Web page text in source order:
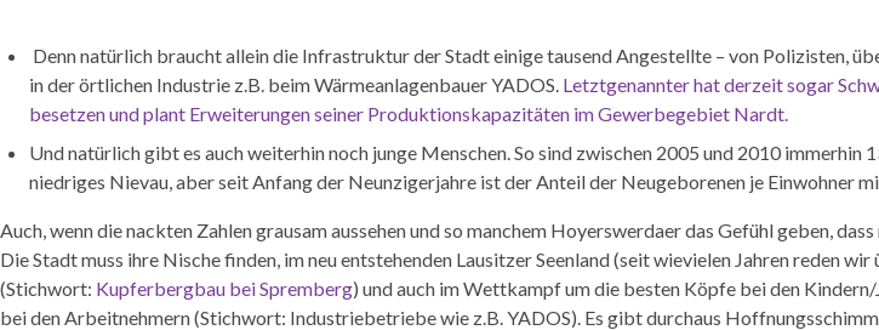
Denn natürlich braucht allein die Infrastruktur der Stadt einige tausend Angestellte – von Polizisten,
in der örtlichen Industrie z.B. beim Wärmeanlagenbauer YADOS. Letztgenannter hat derzeit sogar
besetzen und plant Erweiterungen seiner Produktionskapazitäten im Gewerbegebiet Nardt.
Und natürlich gibt es auch weiterhin noch junge Menschen. So sind zwischen 2005 und 2010
niedriges Nievau, aber seit Anfang der Neunzigerjahre ist der Anteil der Neugeborenen je Einwohner
Auch, wenn die nackten Zahlen grausam aussehen und so manchem Hoyerswerdaer das Gefühl geben,
Die Stadt muss ihre Nische finden, im neu entstehenden Lausitzer Seenland (seit wievielen Jahren reden
(Stichwort: Kupferbergbau bei Spremberg) und auch im Wettkampf um die besten Köpfe bei den
bei den Arbeitnehmern (Stichwort: Industriebetriebe wie z.B. YADOS). Es gibt durchaus